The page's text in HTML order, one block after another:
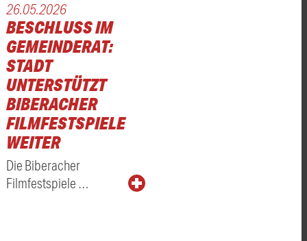
26.05.2026
BESCHLUSS IM
GEMEINDERAT:
STADT
UNTERSTÜTZT
BIBERACHER
FILMFESTSPIELE
WEITER
Die Biberacher
Filmfestspiele …